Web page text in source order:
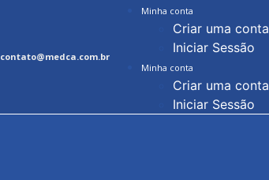
contato@medca.com.br
Minha conta
Criar uma conta
Iniciar Sessão
Minha conta
Criar uma conta
Iniciar Sessão